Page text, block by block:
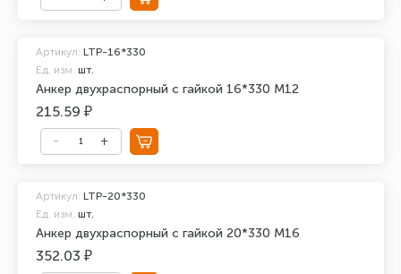
Анкер двухраспорный с гайкой 16*330 М12
Артикул: LTP-16*330
Ед. изм. шт.
215.59 ₽
Анкер двухраспорный с гайкой 20*330 М16
Артикул: LTP-20*330
Ед. изм. шт.
352.03 ₽